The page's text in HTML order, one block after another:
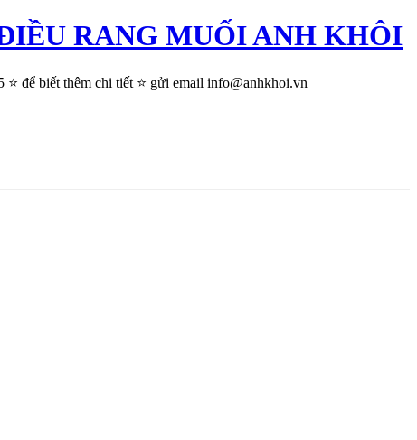
RANG MUỐI ANH KHÔI
để biết thêm chi tiết ⭐ gửi email info@anhkhoi.vn